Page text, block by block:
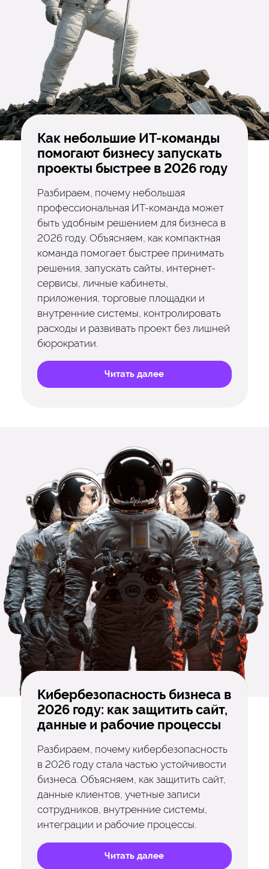
Как небольшие ИТ-команды
помогают бизнесу запускать
проекты быстрее в 2026 году
Разбираем, почему небольшая
профессиональная ИТ-команда может
быть удобным решением для бизнеса в
2026 году. Объясняем, как компактная
команда помогает быстрее принимать
решения, запускать сайты, интернет-
сервисы, личные кабинеты,
приложения, торговые площадки и
внутренние системы, контролировать
расходы и развивать проект без лишней
бюрократии.
Читать далее
Кибербезопасность бизнеса в
2026 году: как защитить сайт,
данные и рабочие процессы
Разбираем, почему кибербезопасность
в 2026 году стала частью устойчивости
бизнеса. Объясняем, как защитить сайт,
данные клиентов, учетные записи
сотрудников, внутренние системы,
интеграции и рабочие процессы.
Читать далее